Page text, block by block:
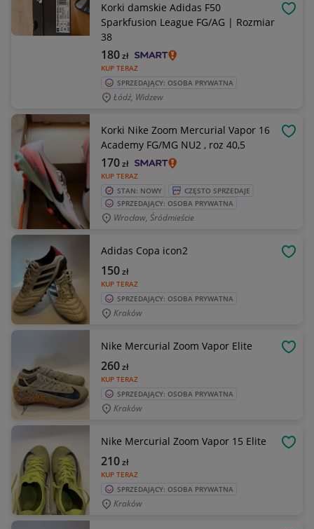
Korki damskie Adidas F50
Sparkfusion League FG/AG | Rozmiar
38
KUP TERAZ
180zł
SPRZEDAJĄCY: OSOBA PRYWATNA
Łódź, Widzew
Korki Nike Zoom Mercurial Vapor 16
Academy FG/MG NU2 , roz 40,5
KUP TERAZ
170zł
STAN: NOWY
CZĘSTO SPRZEDAJE
SPRZEDAJĄCY: OSOBA PRYWATNA
Wrocław, Śródmieście
Adidas Copa icon2
KUP TERAZ
150zł
SPRZEDAJĄCY: OSOBA PRYWATNA
Kraków
Nike Mercurial Zoom Vapor Elite
KUP TERAZ
260zł
SPRZEDAJĄCY: OSOBA PRYWATNA
Kraków
Nike Mercurial Zoom Vapor 15 Elite
KUP TERAZ
210zł
SPRZEDAJĄCY: OSOBA PRYWATNA
Kraków